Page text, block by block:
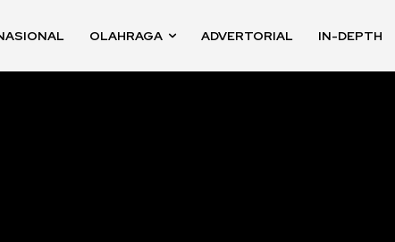
OLAHRAGA ADVERTORIAL IN-DEPTH